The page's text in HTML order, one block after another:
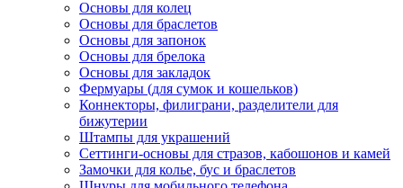
Основы для колец
Основы для браслетов
Основы для запонок
Основы для брелока
Основы для закладок
Фермуары (для сумок и кошельков)
Коннекторы, филиграни, разделители для
бижутерии
Штампы для украшений
Сеттинги-основы для стразов, кабошонов и камей
Замочки для колье, бус и браслетов